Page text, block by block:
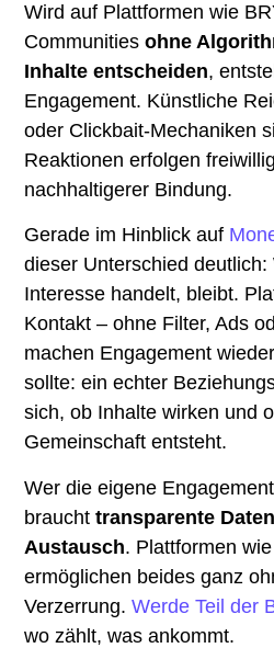
Wird auf Plattformen wie
Communitiesohne
Inhalte entscheiden,
Engagement. Künstliche
oder Clickbait-Mechaniken
Reaktionen erfolgen
nachhaltigerer Bindung.
Gerade im Hinblick auf
dieser Unterschied deutlich:
Interesse handelt, bleibt.
Kontakt – ohne Filter, Ads
machen Engagement
sollte: ein echter
sich, ob Inhalte wirken und
Gemeinschaft entsteht.
Wer die eigene
brauchttransparente
Austausch. Plattformen
ermöglichen beides ganz
Verzerrung.Werde Teil der
wo zählt, was ankommt.